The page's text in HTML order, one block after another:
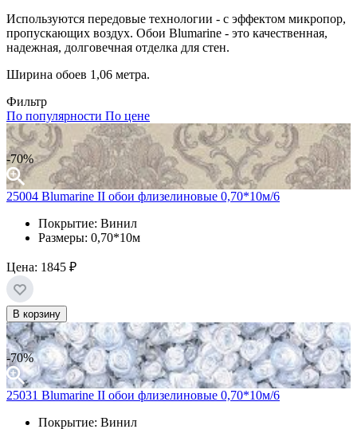
Используются передовые технологии - с эффектом микропор,
пропускающих воздух. Обои Blumarine - это качественная,
надежная, долговечная отделка для стен.
Ширина обоев 1,06 метра.
Фильтр
По популярности По цене
-70%
25004 Blumarine II обои флизелиновые 0,70*10м/6
Покрытие: Винил
Размеры: 0,70*10м
Цена: 1845 ₽
В корзину
-70%
25031 Blumarine II обои флизелиновые 0,70*10м/6
Покрытие: Винил